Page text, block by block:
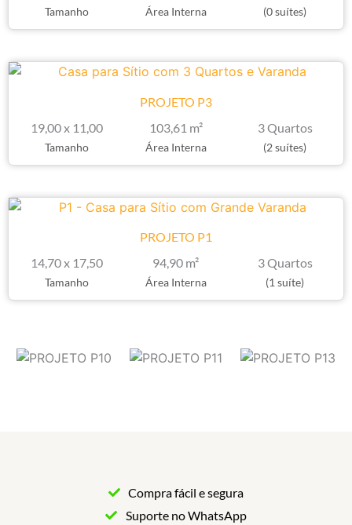
Tamanho Área Interna (0 suítes)
PROJETO P3
19,00 x 11,00
Tamanho
103,61 m²
Área Interna
3 Quartos
(2 suítes)
PROJETO P1
14,70 x 17,50
Tamanho
94,90 m²
Área Interna
3 Quartos
(1 suíte)
Compra fácil e segura
Suporte no WhatsApp